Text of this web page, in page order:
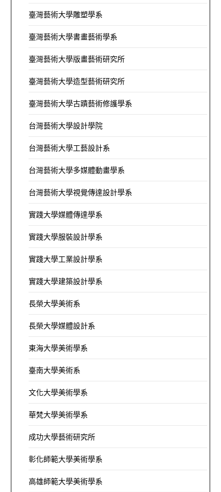
臺灣藝術大學雕塑學系
臺灣藝術大學書畫藝術學系
臺灣藝術大學版畫藝術研究所
臺灣藝術大學造型藝術研究所
臺灣藝術大學古蹟藝術修護學系
台灣藝術大學設計學院
台灣藝術大學工藝設計系
台灣藝術大學多媒體動畫學系
台灣藝術大學視覺傳達設計學系
實踐大學媒體傳達學系
實踐大學服裝設計學系
實踐大學工業設計學系
實踐大學建築設計學系
長榮大學美術系
長榮大學媒體設計系
東海大學美術學系
臺南大學美術系
文化大學美術學系
華梵大學美術學系
成功大學藝術研究所
彰化師範大學美術學系
高雄師範大學美術學系